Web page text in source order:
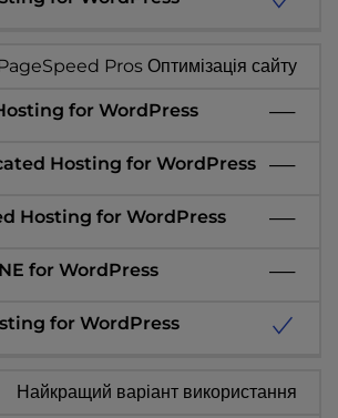
PageSpeed Pros Оптимізація сайту
Найкращий варіант використання